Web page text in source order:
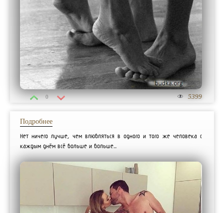
5399
0
Подробнее
Нет ничего лучше, чем влюбляться в одного и того же человека с
каждым днём всё больше и больше...